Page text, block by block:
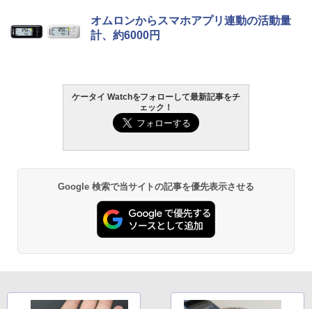
オムロンからスマホアプリ連動の活動量
計、約6000円
ケータイ Watchをフォローして最新記事をチ
ェック！
Google 検索で当サイトの記事を優先表示させる